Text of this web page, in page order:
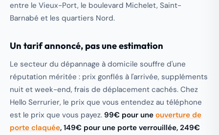
entre le Vieux-Port, le boulevard Michelet, Saint-
Barnabé et les quartiers Nord.
Un tarif annoncé, pas une estimation
Le secteur du dépannage à domicile souffre d'une
réputation méritée : prix gonflés à l'arrivée, suppléments
nuit et week-end, frais de déplacement cachés. Chez
Hello Serrurier, le prix que vous entendez au téléphone
est le prix que vous payez. 99€ pour une ouverture de
porte claquée, 149€ pour une porte verrouillée, 249€